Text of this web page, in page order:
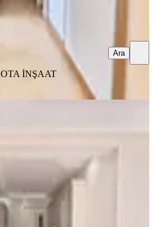
İNŞAAT
Ara
Yamaçtepe Mahallesi
03.08.2026